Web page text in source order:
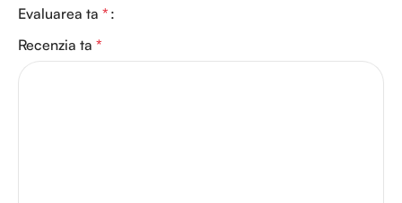
Evaluarea ta *
Recenzia ta *